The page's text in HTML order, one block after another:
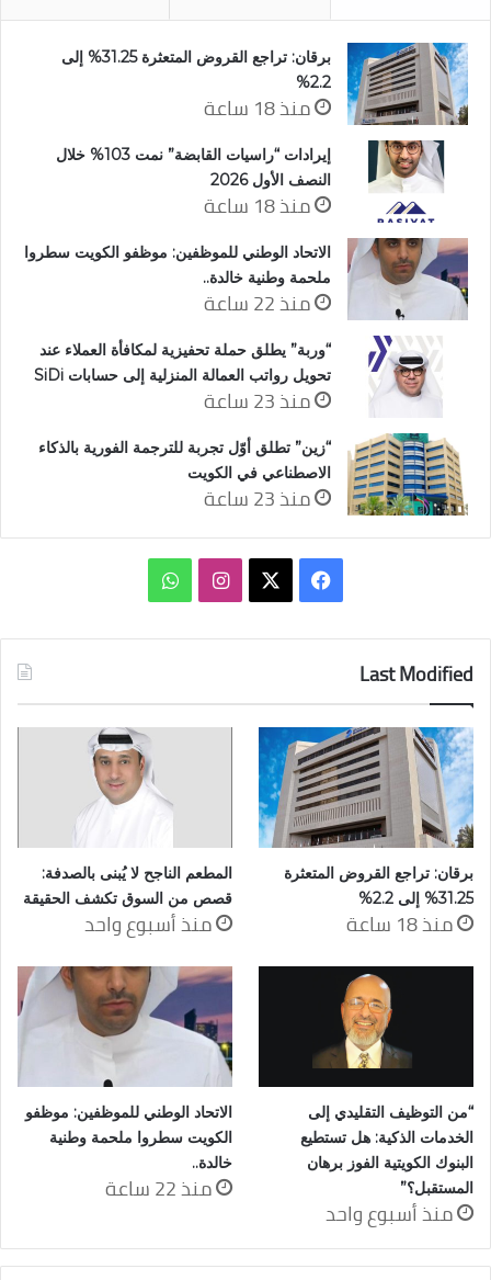
برقان: تراجع القروض المتعثرة 31.25% إلى
2.2%
منذ 18 ساعة
إيرادات “راسيات القابضة” نمت 103% خلال
النصف الأول 2026
منذ 18 ساعة
الاتحاد الوطني للموظفين: موظفو الكويت سطروا
ملحمة وطنية خالدة..
منذ 22 ساعة
“وربة” يطلق حملة تحفيزية لمكافأة العملاء عند
تحويل رواتب العمالة المنزلية إلى حسابات SiDi
منذ 23 ساعة
“زين” تطلق أوّل تجربة للترجمة الفورية بالذكاء
الاصطناعي في الكويت
منذ 23 ساعة
فيسبوك انستقرامواتساب
Last Modified
برقان: تراجع القروض المتعثرة
31.25% إلى 2.2%
منذ 18 ساعة
المطعم الناجح لا يُبنى بالصدفة:
قصص من السوق تكشف الحقيقة
منذ أسبوع واحد
“من التوظيف التقليدي إلى
الخدمات الذكية: هل تستطيع
البنوك الكويتية الفوز برهان
المستقبل؟”
منذ أسبوع واحد
الاتحاد الوطني للموظفين: موظفو
الكويت سطروا ملحمة وطنية
خالدة..
منذ 22 ساعة